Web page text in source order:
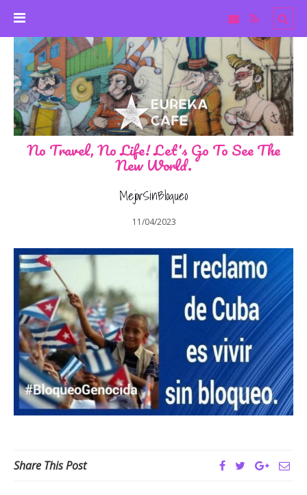
No Travel, No Life! Let's Go To See The
New World.
MejorSinBloqueo
11/04/2023
Share This Post